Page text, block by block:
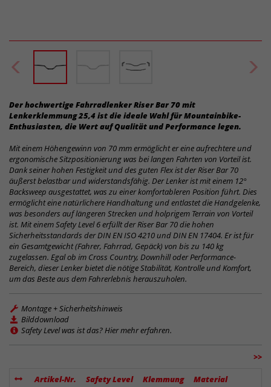
Der hochwertige Fahrradlenker Riser Bar 70 mit
Lenkerklemmung 25,4 ist die ideale Wahl für Mountainbike-
Enthusiasten, die Wert auf Qualität und Performance legen.
Mit einem Höhengewinn von 70 mm ermöglicht er eine aufrechtere und
ergonomische Sitzpositionierung was bei langen Fahrten von Vorteil ist.
Dank seiner hohen Festigkeit und des guten Flex ist der Riser Bar 70
äußerst belastbar und widerstandsfähig. Der Lenker ist mit einem 12°
Backsweep ausgestattet, was zu einer komfortableren Position führt. Dies
ermöglicht eine natürlichere Handhaltung und entlastet die Handgelenke,
was besonders auf längeren Strecken und holprigem Terrain von Vorteil
ist. Mit einem Safety Level 6 erfüllt der Riser Bar 70 die hohen
Sicherheitsstandards der DIN EN ISO 4210 und DIN EN 17404. Er ist für
ein Gesamtgewicht (Fahrer, Fahrrad, Gepäck) von bis zu 140 kg
zugelassen. Egal ob im Cross Country, Downhill oder Performance-
Bereich, dieser Lenker bietet die nötige Stabilität, Kontrolle und Komfort,
um das Beste aus dem Fahrerlebnis herauszuholen.
Montage + Sicherheitshinweis
Bilddownload
Safety Level was ist das? Hier mehr erfahren.
>>
Artikel-Nr. Safety Level Klemmung
Material